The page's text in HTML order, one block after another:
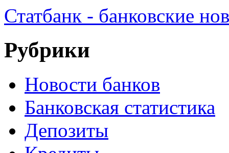
Статбанк - банковские
Рубрики
Новости банков
Банковская статистика
Депозиты